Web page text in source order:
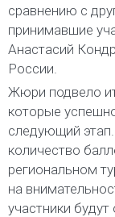
сравнению с
принимавшие
Анастасий
России.
Жюри подвело
которые
следующий
количество
региональном
на
участники